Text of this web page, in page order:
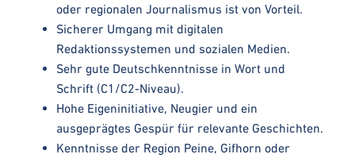
oder regionalen Journalismus ist von Vorteil.
Sicherer Umgang mit digitalen
Redaktionssystemen und sozialen Medien.
Sehr gute Deutschkenntnisse in Wort und
Schrift (C1/C2-Niveau).
Hohe Eigeninitiative, Neugier und ein
ausgeprägtes Gespür für relevante Geschichten.
Kenntnisse der Region Peine, Gifhorn oder